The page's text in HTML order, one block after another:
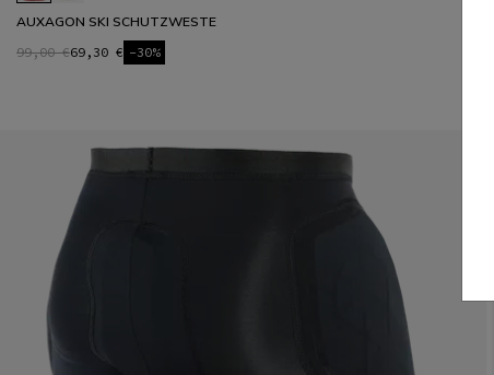
AUXAGON SKI SCHUTZWESTE
99,00 €69,30 € -30%